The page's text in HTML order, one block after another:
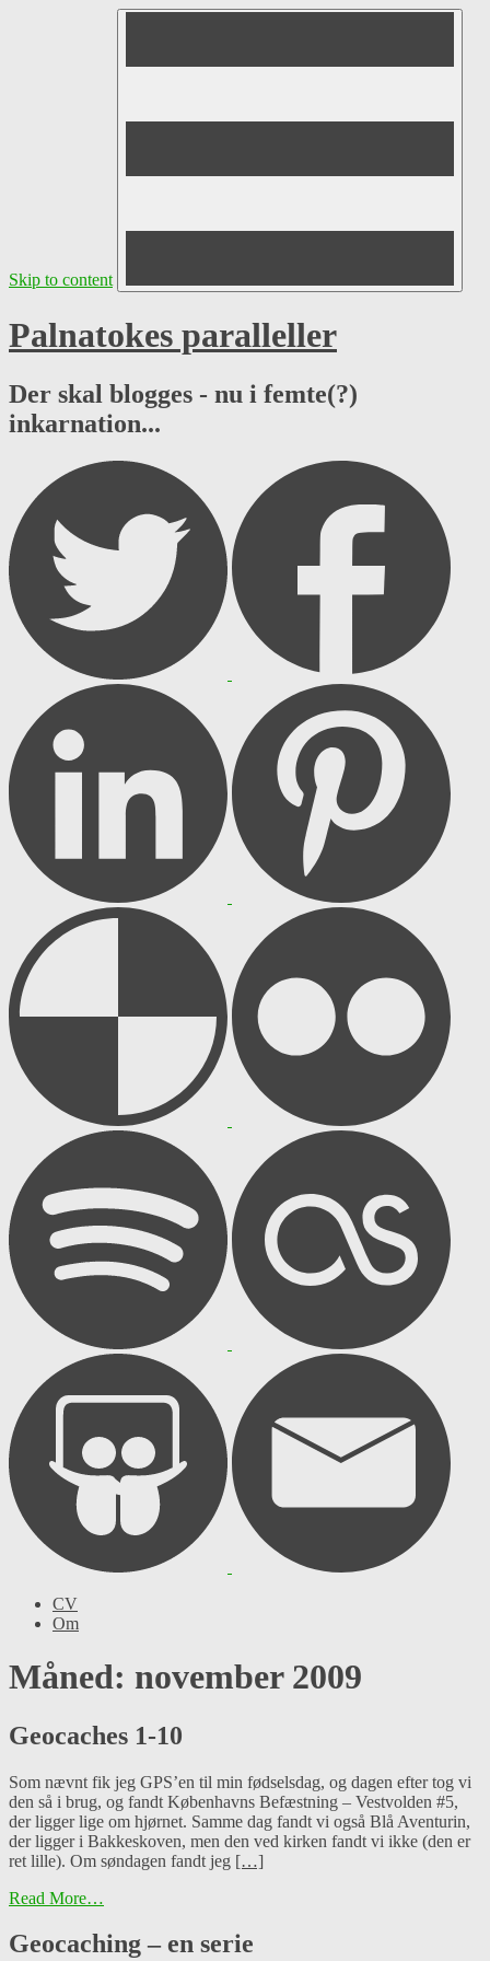
Skip to content
Palnatokes paralleller
Der skal blogges - nu i femte(?)
inkarnation...
CV
Om
Måned: november 2009
Geocaches 1-10
Som nævnt fik jeg GPS’en til min fødselsdag, og dagen efter tog vi
den så i brug, og fandt Københavns Befæstning – Vestvolden #5,
der ligger lige om hjørnet. Samme dag fandt vi også Blå Aventurin,
der ligger i Bakkeskoven, men den ved kirken fandt vi ikke (den er
ret lille). Om søndagen fandt jeg […]
Read More…
Geocaching – en serie